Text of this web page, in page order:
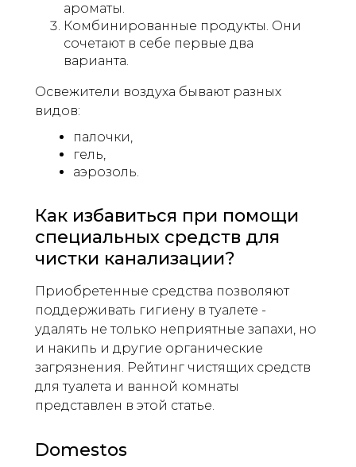
ароматы.
Комбинированные продукты. Они
сочетают в себе первые два
варианта.
Освежители воздуха бывают разных
видов:
палочки,
гель,
аэрозоль.
Как избавиться при помощи
специальных средств для
чистки канализации?
Приобретенные средства позволяют
поддерживать гигиену в туалете -
удалять не только неприятные запахи, но
и накипь и другие органические
загрязнения. Рейтинг чистящих средств
для туалета и ванной комнаты
представлен в этой статье.
Domestos